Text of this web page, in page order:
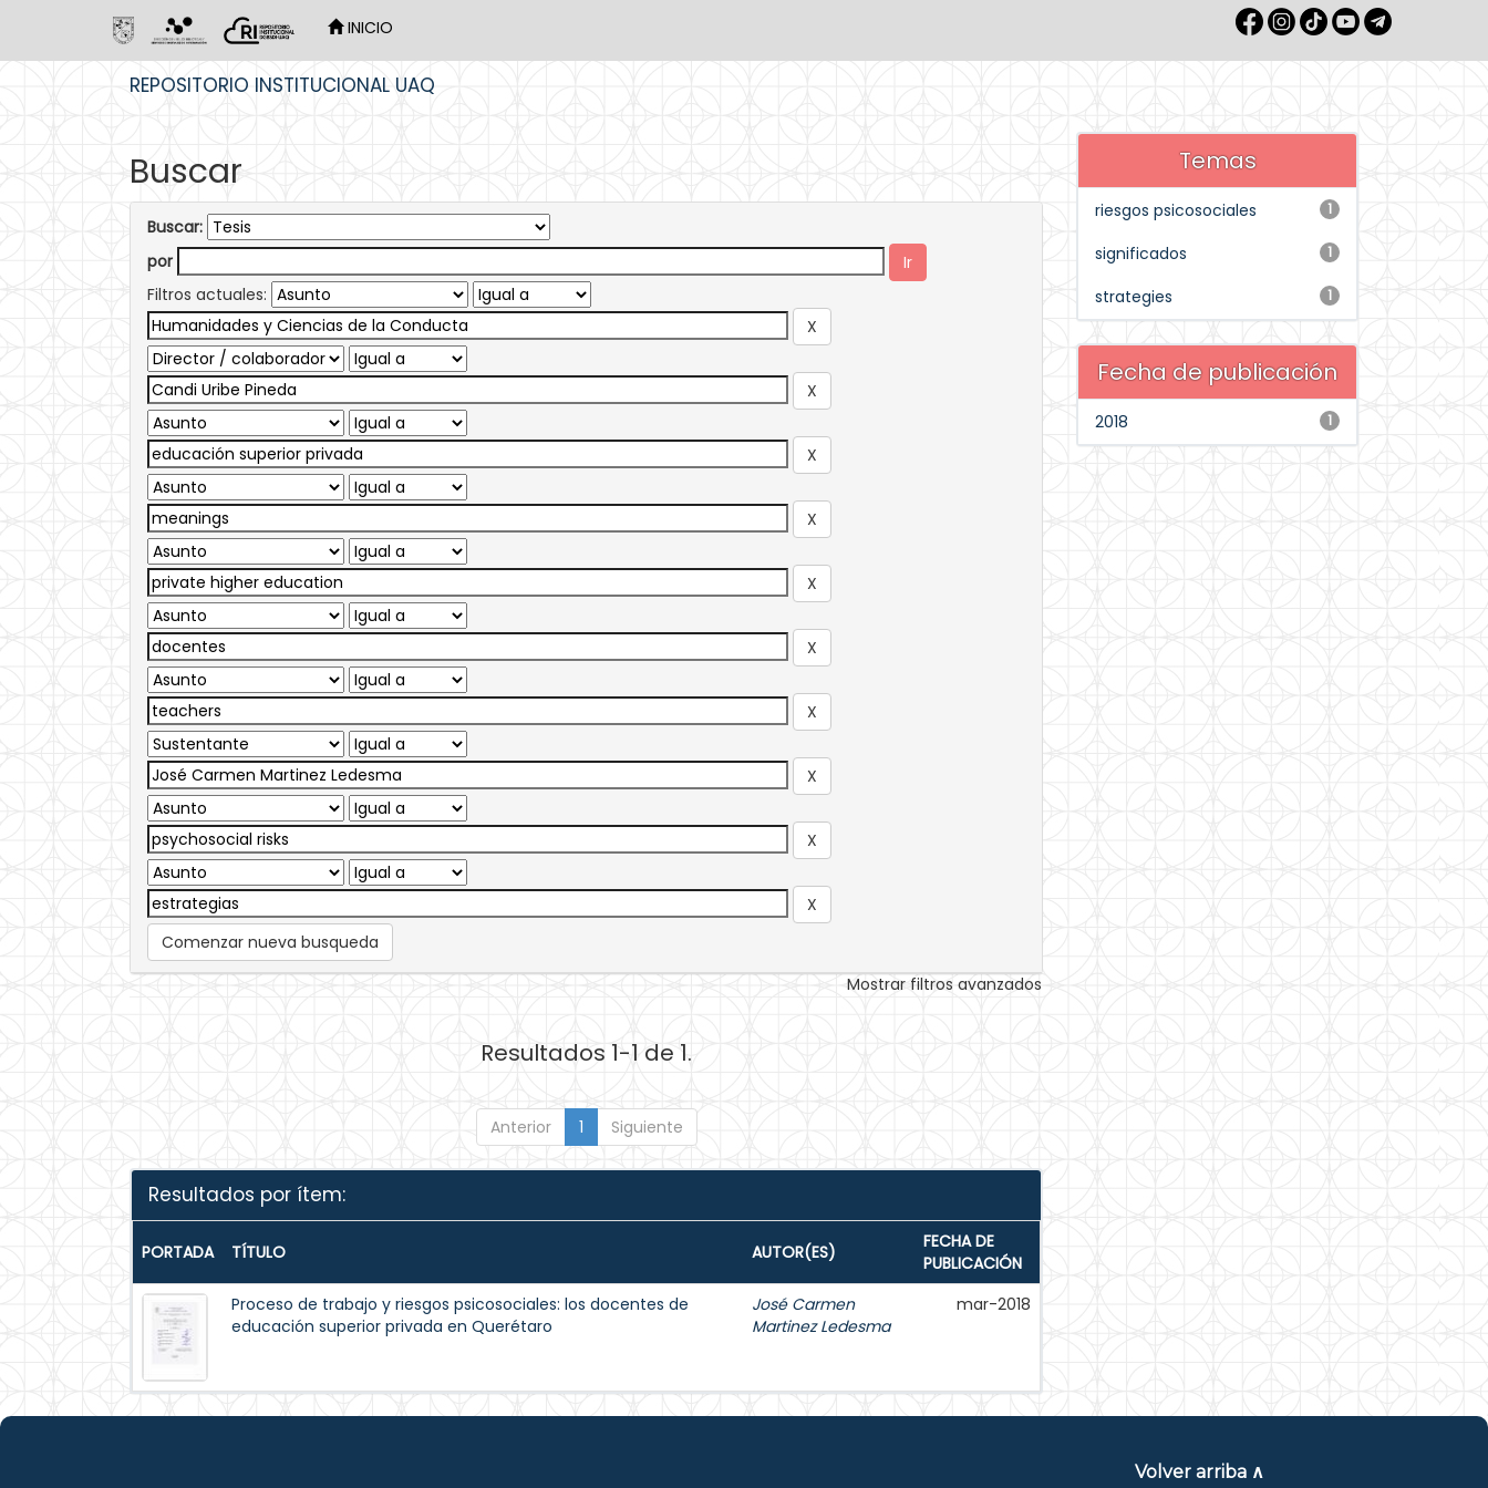
INICIO
REPOSITORIO INSTITUCIONAL UAQ
Buscar
Buscar:
por
Filtros actuales:
Comenzar nueva busqueda
Mostrar filtros avanzados
Resultados 1-1 de 1.
Anterior 1 Siguiente
Resultados por ítem:
PORTADA TÍTULO AUTOR(ES)
FECHA DE
PUBLICACIÓN
Proceso de trabajo y riesgos psicosociales: los docentes de
educación superior privada en Querétaro
José Carmen
Martinez Ledesma
mar-2018
Temas
1
riesgos psicosociales
1
significados
1
strategies
Fecha de publicación
1
2018
Volver arriba ∧